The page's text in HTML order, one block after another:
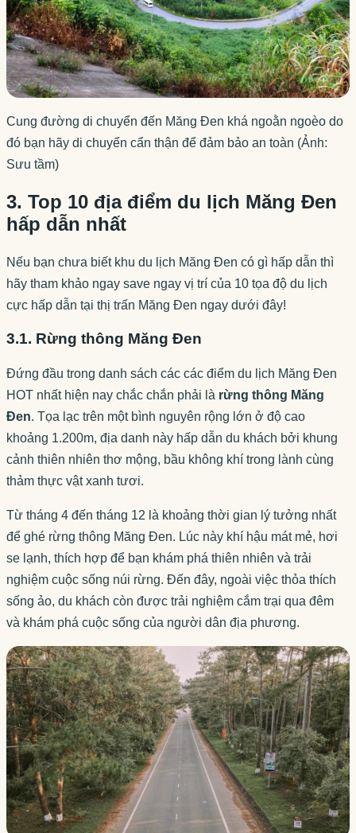
Cung đường di chuyển đến Măng Đen khá ngoằn ngoèo do
đó bạn hãy di chuyển cẩn thận để đảm bảo an toàn (Ảnh:
Sưu tầm)
3. Top 10 địa điểm du lịch Măng Đen
hấp dẫn nhất
Nếu bạn chưa biết khu du lịch Măng Đen có gì hấp dẫn thì
hãy tham khảo ngay save ngay vị trí của 10 tọa độ du lịch
cực hấp dẫn tại thị trấn Măng Đen ngay dưới đây!
3.1. Rừng thông Măng Đen
Đứng đầu trong danh sách các các điểm du lịch Măng Đen
HOT nhất hiện nay chắc chắn phải là rừng thông Măng
Đen. Tọa lạc trên một bình nguyên rộng lớn ở độ cao
khoảng 1.200m, địa danh này hấp dẫn du khách bởi khung
cảnh thiên nhiên thơ mộng, bầu không khí trong lành cùng
thảm thực vật xanh tươi.
Từ tháng 4 đến tháng 12 là khoảng thời gian lý tưởng nhất
để ghé rừng thông Măng Đen. Lúc này khí hậu mát mẻ, hơi
se lạnh, thích hợp để bạn khám phá thiên nhiên và trải
nghiệm cuộc sống núi rừng. Đến đây, ngoài việc thỏa thích
sống ảo, du khách còn được trải nghiệm cắm trại qua đêm
và khám phá cuộc sống của người dân địa phương.